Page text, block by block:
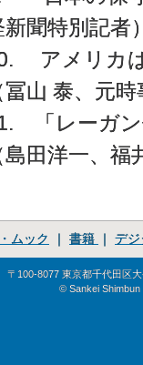
新聞特別記者
アメリカ
冨山 泰、元
「レーガ
島田洋一、
ムック 書籍 デ
100-8077 東京都千代田区
© Sankei Shimbun